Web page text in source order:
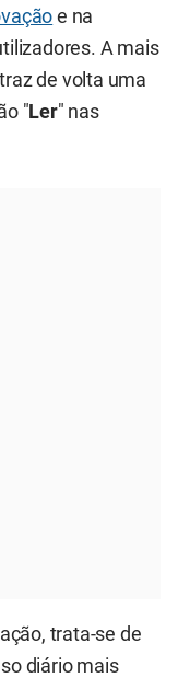
e na
A mais
de volta uma
"Ler" nas
trata-se de
diário mais